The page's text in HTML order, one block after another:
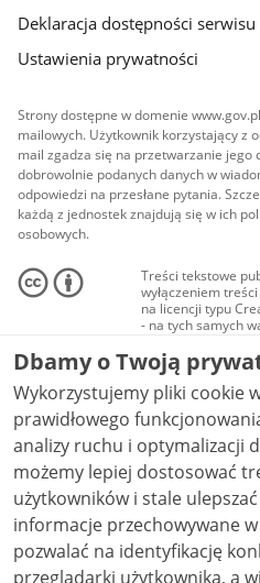
Deklaracja dostępności serwisu
Ustawienia prywatności
Strony dostępne w domenie
mailowych. Użytkownik korzystający z
mail zgadza się na przetwarzanie jego
dobrowolnie podanych danych w
odpowiedzi na przesłane pytania.
każdą z jednostek znajdują się w ich
osobowych.
Treści tekstowe
wyłączeniem
na licencji typu
- na tych samych
Materiały
audio i wideo, są
Creative
niekomercyjne -
NC-ND 4.0), o ile
Dbamy o Twoją
Wykorzystujemy pliki cookie
prawidłowego
analizy ruchu i optymalizacji
możemy lepiej dostosować
użytkowników i stale ulepszać nasze
informacje przechowywane
pozwalać na identyfikację
przeglądarki użytkownika, a